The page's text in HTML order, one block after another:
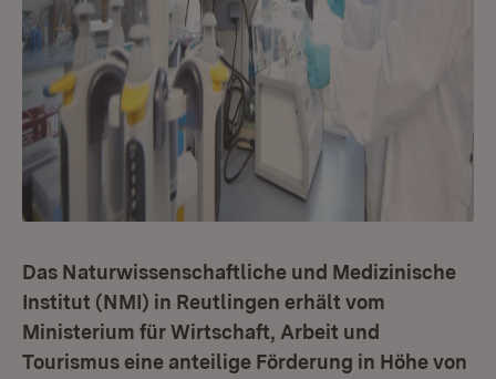
Das Naturwissenschaftliche und Medizinische
Institut (NMI) in Reutlingen erhält vom
Ministerium für Wirtschaft, Arbeit und
Tourismus eine anteilige Förderung in Höhe von